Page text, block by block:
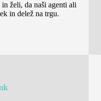
želi, da naši agenti ali
in delež na trgu.